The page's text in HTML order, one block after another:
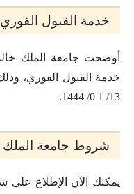
خدمة القبول
أوضحت جامعة الملك
13/ 1 0/ 1444.
شروط جامعة الملك
يمكنك الآن الإطلاع على